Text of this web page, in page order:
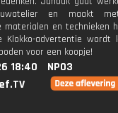
en maakt
materialen en technieken
Klokko-advertentie wordt
voor een koopje!
18:40
NPO3